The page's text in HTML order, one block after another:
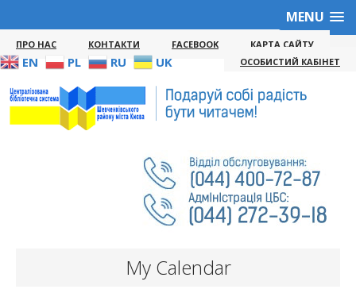
MENU
ПРО НАС КОНТАКТИ FACEBOOK КАРТА САЙТУ
EN PL RU UK ОСОБИСТИЙ КАБІНЕТ
My Calendar